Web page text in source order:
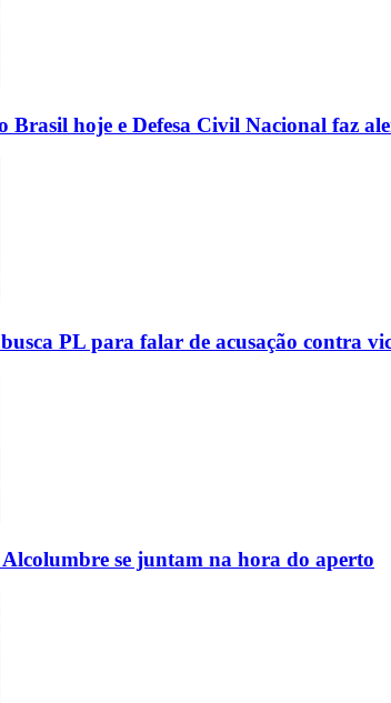
Brasil hoje e Defesa Civil Nacional faz
PL para falar de acusação contra
se juntam na hora do aperto